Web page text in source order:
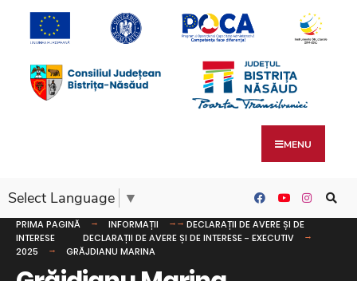
MENU
Select Language ▼
PRIMA PAGINĂ INFORMAȚII
DECLARAȚII DE AVERE ȘI DE
INTERESE
DECLARAȚII DE AVERE ȘI DE INTERESE - EXECUTIV
2025
GRĂJDIANU MARINA